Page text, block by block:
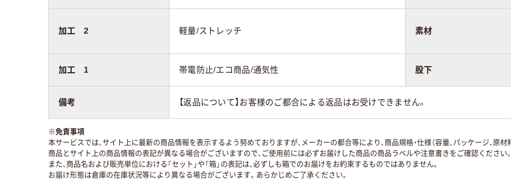
加工 2 軽量/ストレッチ 素材
加工 1 帯電防止/エコ商品/通気性 股下
備考 【返品について】お客様のご都合による返品はお受けできません。
※免責事項
本サービスでは、サイト上に最新の商品情報を表示するよう努めておりますが、メーカーの都合等により、商品規格・仕様（容量、パッケージ、原
商品とサイト上の商品情報の表記が異なる場合がございますので、ご使用前には必ずお届けした商品の商品ラベルや注意書きをご確認ください
また、商品名および販売単位における「セット」や「箱」の表記は、必ずしも箱でのお届けをお約束するものではありません。
お届け形態は倉庫の在庫状況等により異なる場合がございます。あらかじめご了承ください。